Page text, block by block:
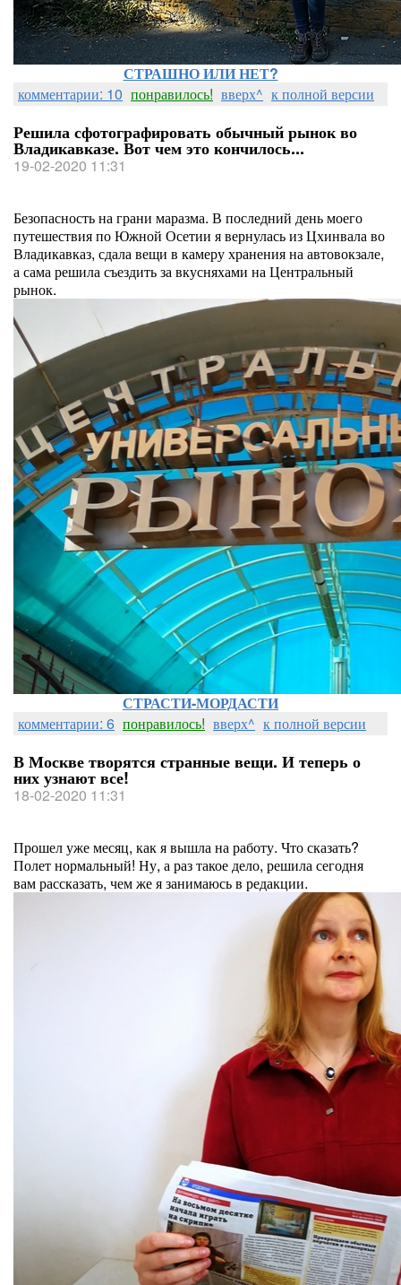
СТРАШНО ИЛИ НЕТ?
комментарии: 10 понравилось! вверх^ к полной версии
Решила сфотографировать обычный рынок во
Владикавказе. Вот чем это кончилось...
19-02-2020 11:31
Безопасность на грани маразма. В последний день моего
путешествия по Южной Осетии я вернулась из Цхинвала во
Владикавказ, сдала вещи в камеру хранения на автовокзале,
а сама решила съездить за вкусняхами на Центральный
рынок.
СТРАСТИ-МОРДАСТИ
комментарии: 6 понравилось! вверх^ к полной версии
В Москве творятся странные вещи. И теперь о
них узнают все!
18-02-2020 11:31
Прошел уже месяц, как я вышла на работу. Что сказать?
Полет нормальный! Ну, а раз такое дело, решила сегодня
вам рассказать, чем же я занимаюсь в редакции.